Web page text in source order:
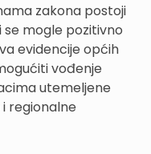
zakona postoji
se mogle pozitivno
evidencije općih
vođenje
utemeljene
regionalne